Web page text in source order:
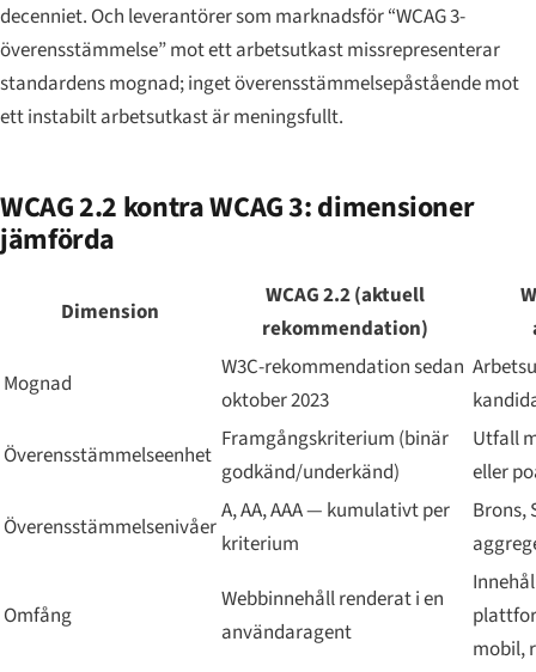
decenniet. Och leverantörer som marknadsför “WCAG 3-
överensstämmelse” mot ett arbetsutkast missrepresenterar
standardens mognad; inget överensstämmelsepåstående mot
ett instabilt arbetsutkast är meningsfullt.
WCAG 2.2 kontra WCAG 3: dimensioner
jämförda
Dimension
WCAG 2.2 (aktuell
rekommendation)
Mognad
W3C-rekommendation sedan
oktober 2023
Överensstämmelseenhet
Framgångskriterium (binär
godkänd/underkänd)
Utfall
eller
Överensstämmelsenivåer
A, AA, AAA — kumulativt per
kriterium
Brons,
Omfång
Webbinnehåll renderat i en
användaragent
mobil,